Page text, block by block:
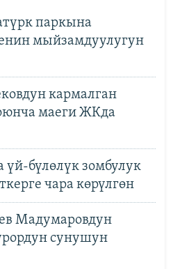
паркына
мыйзамдуулугун
кармалган
маеги ЖКда
бүлөлүк зомбулук
чара көрүлгөн
Мадумаровдун
сунушун